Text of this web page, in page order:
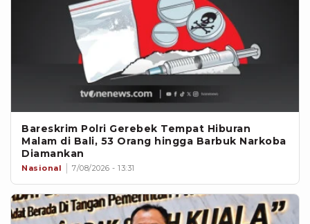
Bareskrim Polri Gerebek Tempat Hiburan
Malam di Bali, 53 Orang hingga Barbuk Narkoba
Diamankan
Nasional 7/08/2026 - 13:31